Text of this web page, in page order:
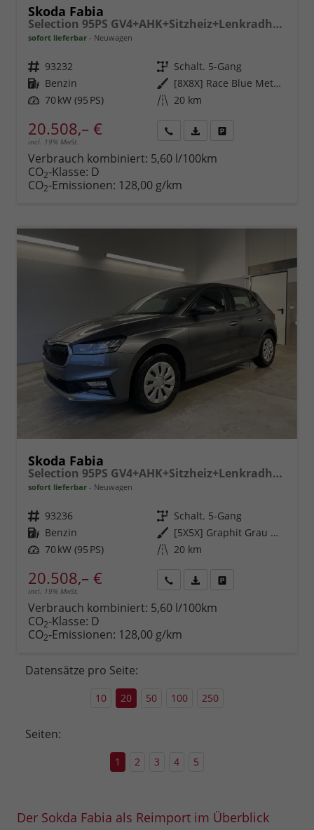
Skoda Fabia
Selection 95PS GV4+AHK+Sitzheiz+Lenkradheiz+Climatronic+Tempomat+PDC
sofort lieferbar Neuwagen
Fahrzeugnr. 93232 Getriebe Schalt. 5-Gang
Kraftstoff Benzin Außenfarbe
[8X8X] Race Blue Metallic
Leistung 70 kW (95 PS) Kilometerstand 20 km
20.508,– €
incl. 19% MwSt.
anfordern
Datei,
Verbrauch kombiniert: 5,60 l/100km
CO2-Klasse: D
CO2-Emissionen: 128,00 g/km
Skoda Fabia
Selection 95PS GV4+AHK+Sitzheiz+Lenkradheiz+Climatronic+Tempomat+PDC
sofort lieferbar Neuwagen
Fahrzeugnr. 93236 Getriebe Schalt. 5-Gang
Kraftstoff Benzin Außenfarbe
[5X5X] Graphit Grau Metallic
Leistung 70 kW (95 PS) Kilometerstand 20 km
20.508,– €
incl. 19% MwSt.
anfordern
Datei,
Verbrauch kombiniert: 5,60 l/100km
CO2-Klasse: D
CO2-Emissionen: 128,00 g/km
Datensätze pro Seite:
10 20 50 100 250
Seiten:
1 2 3 4 5
Der Sokda Fabia als Reimport im Überblick